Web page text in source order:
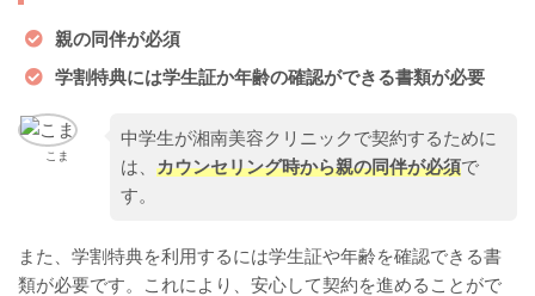
親の同伴が必須
学割特典には学生証か年齢の確認ができる書類が必要
こま
中学生が湘南美容クリニックで契約するために
は、 カウンセリング時から親の同伴が必須で
す。
また、学割特典を利用するには学生証や年齢を確認できる書
類が必要です。これにより、安心して契約を進めることがで